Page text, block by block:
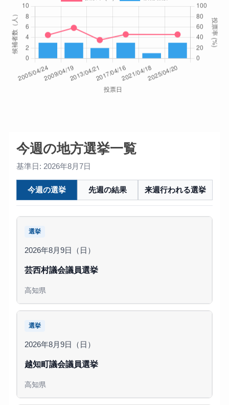
今週の地方選挙一覧
基準日: 2026年8月7日
今週の選挙 先週の結果 来週行われる選挙
選挙
2026年8月9日（日）
芸西村議会議員選挙
高知県
選挙
2026年8月9日（日）
越知町議会議員選挙
高知県